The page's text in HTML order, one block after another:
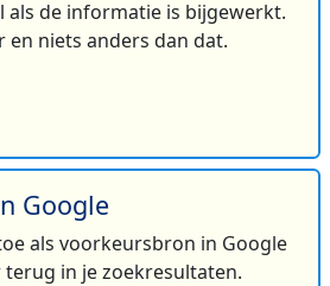
als de informatie is bijgewerkt.
en niets anders dan dat.
Google
als voorkeursbron in Google
terug in je zoekresultaten.